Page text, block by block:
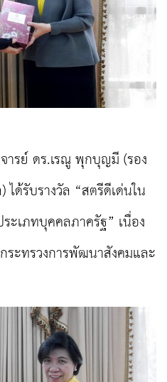
ดร.เรณู พุกบุญมี (รอง
ได้รับรางวัล “สตรีดีเด่นใน
ะเภทบุคคลภาครัฐ” เนื่อง
ระทรวงการพัฒนาสังคมและ